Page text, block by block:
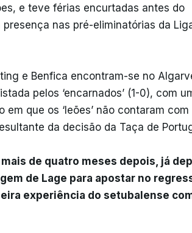
e teve férias encurtadas antes do
nas pré-eliminatórias da
e Benfica encontram-se no
pelos ‘encarnados’ (1-0), com
que os ‘leões’ não contaram com
da decisão da Taça de
de quatro meses depois, já
de Lage para apostar no
experiência do setubalense